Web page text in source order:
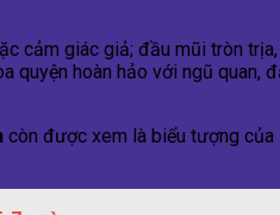
giác giả; đầu mũi tròn
hoàn hảo với ngũ quan,
còn được xem là biểu tượng của